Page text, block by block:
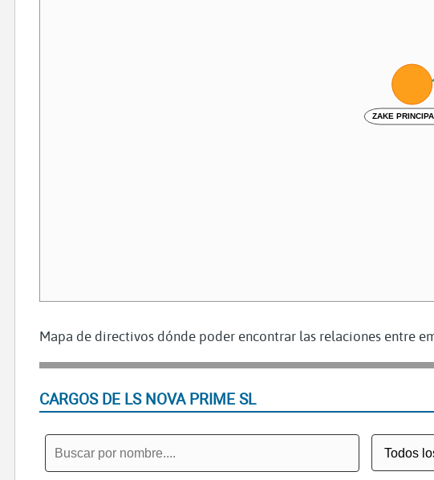
ZAKE
Mapa de directivos dónde poder encontrar las relaciones entre
CARGOS DE LS NOVA PRIME SL